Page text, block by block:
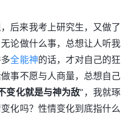
后来我考上研究生，又做了
论做什么事，总想让人听我
全能神的话，才对自己的狂
事不愿与人商量，总想自己
变化就是与神为敌”，我就琢
化吗？性情变化到底指什么